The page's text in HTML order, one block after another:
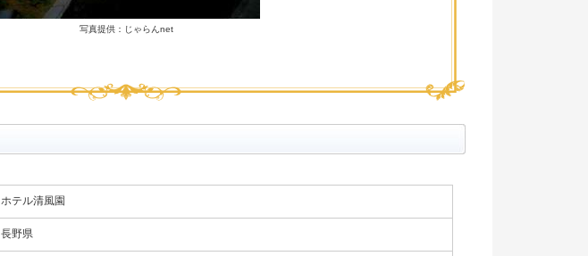
写真提供：じゃらんnet
ホテル清風園
長野県